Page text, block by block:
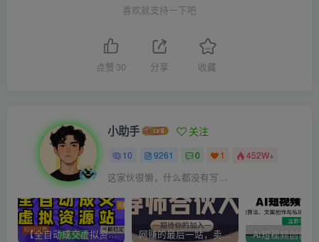
喜欢就支持一下吧
点赞 30 分享 收藏
小助手 关注
10 9261 0 1 452W+
这家伙很懒，什么都没有写...
【全自动成交虚拟资源站】站长唯一陪跑项目！月入10W+~长期稳定~ 网赚的最后一站，卖项目！做网赚顶级猎食者~